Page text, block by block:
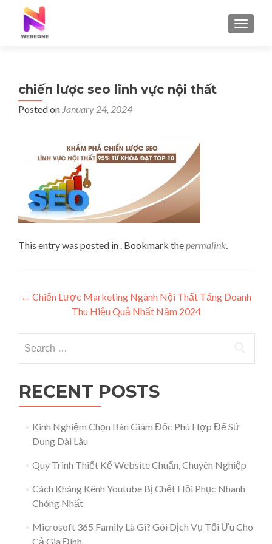
chiến lược seo lĩnh vực nội thất
Posted on January 24, 2024
This entry was posted in . Bookmark thepermalink.
Post navigation
← Chiến Lược Marketing Ngành Nội Thất Tăng Doanh
Thu Hiệu Quả Nhất Năm 2024
RECENT POSTS
Kinh Nghiệm Chọn Bàn Giám Đốc Phù Hợp Để Sử
Dụng Dài Lâu
Quy Trình Thiết Kế Website Chuẩn, Chuyên Nghiệp
Cách Kháng Kênh Youtube Bị Chết Hồi Phục Nhanh
Chóng Nhất
Microsoft 365 Family Là Gì? Gói Dịch Vụ Tối Ưu Cho
Cả Gia Đình